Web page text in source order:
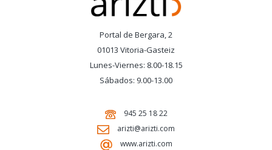
Portal de Bergara, 2
01013 Vitoria-Gasteiz
Lunes-Viernes: 8.00-18.15
Sábados: 9.00-13.00
945 25 18 22
arizti@arizti.com
www.arizti.com